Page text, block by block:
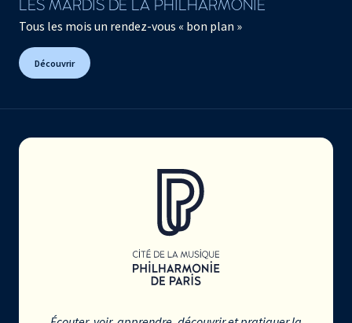
LES MARDIS DE LA PHILHARMONIE
Tous les mois un rendez-vous « bon plan »
Découvrir